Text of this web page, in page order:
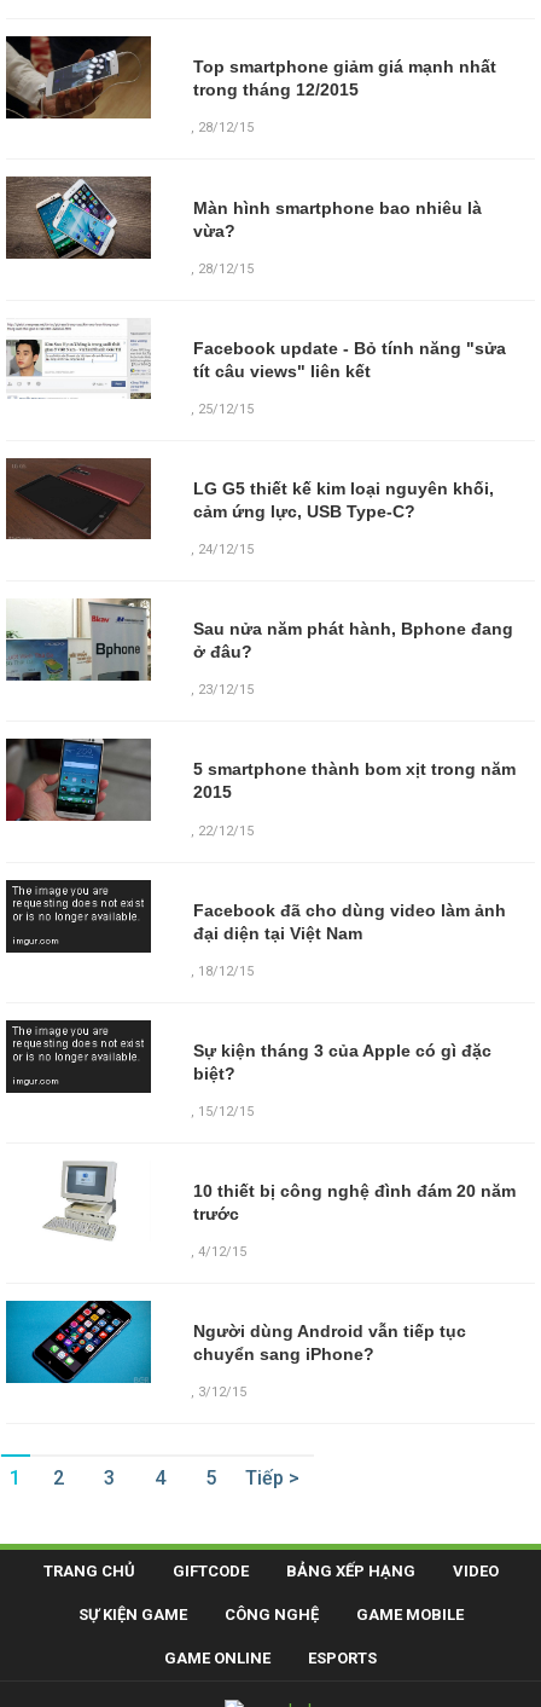
Top smartphone giảm giá mạnh nhất
trong tháng 12/2015
, 28/12/15
Màn hình smartphone bao nhiêu là
vừa?
, 28/12/15
Facebook update - Bỏ tính năng "sửa
tít câu views" liên kết
, 25/12/15
LG G5 thiết kế kim loại nguyên khối,
cảm ứng lực, USB Type-C?
, 24/12/15
Sau nửa năm phát hành, Bphone đang
ở đâu?
, 23/12/15
5 smartphone thành bom xịt trong năm
2015
22/12/15
Facebook đã cho dùng video làm ảnh
đại diện tại Việt Nam
, 18/12/15
Sự kiện tháng 3 của Apple có gì đặc
biệt?
, 15/12/15
10 thiết bị công nghệ đình đám 20 năm
trước
,4/12/15
Người dùng Android vẫn tiếp tục
chuyển sang iPhone?
, 3/12/15
1 2 3 4 5 Tiếp >
TRANG CHỦ GIFTCODE BẢNG XẾP HẠNG VIDEO
SỰ KIỆN GAME CÔNG NGHỆ GAME MOBILE
GAME ONLINE ESPORTS